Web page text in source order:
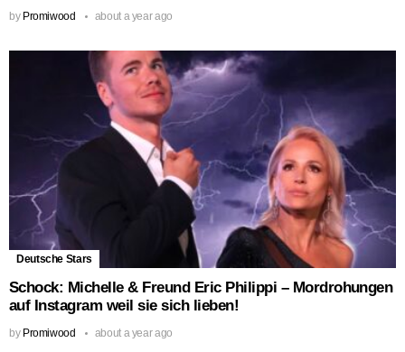
by Promiwood about a year ago
Deutsche Stars
Schock: Michelle & Freund Eric Philippi – Mordrohungen
auf Instagram weil sie sich lieben!
by Promiwood about a year ago